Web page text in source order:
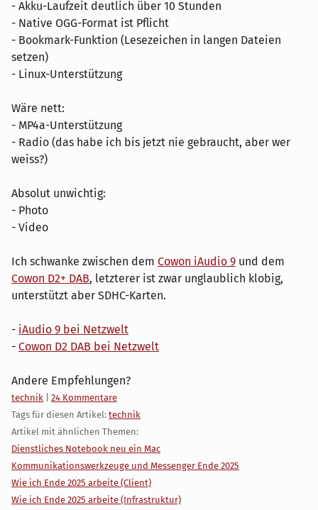
- Akku-Laufzeit deutlich über 10 Stunden
- Native OGG-Format ist Pflicht
- Bookmark-Funktion (Lesezeichen in langen Dateien
setzen)
- Linux-Unterstützung
Wäre nett:
- MP4a-Unterstützung
- Radio (das habe ich bis jetzt nie gebraucht, aber wer
weiss?)
Absolut unwichtig:
- Photo
- Video
Ich schwanke zwischen dem Cowon iAudio 9 und dem
Cowon D2+ DAB, letzterer ist zwar unglaublich klobig,
unterstützt aber SDHC-Karten.
- iAudio 9 bei Netzwelt
- Cowon D2 DAB bei Netzwelt
Andere Empfehlungen?
Kategorien:
technik
24 Kommentare
Tags für diesen Artikel: technik
Artikel mit ähnlichen Themen:
Dienstliches Notebook neu ein Mac
Kommunikationswerkzeuge und Messenger Ende 2025
Wie ich Ende 2025 arbeite (Client)
Wie ich Ende 2025 arbeite (Infrastruktur)